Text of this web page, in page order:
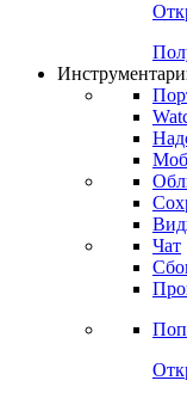
Чат